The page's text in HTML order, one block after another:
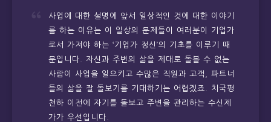
사업에 대한 설명에 앞서 일상적인 것에 대한 이야기
를 하는 이유는 이 일상의 문제들이 여러분이 기업가
로서 가져야 하는 ‘기업가 정신’의 기초를 이루기 때
문입니다. 자신과 주변의 삶을 제대로 돌볼 수 없는
사람이 사업을 일으키고 수많은 직원과 고객, 파트너
들의 삶을 잘 돌보기를 기대하기는 어렵겠죠. 치국평
천하 이전에 자기를 돌보고 주변을 관리하는 수신제
가가 우선입니다.